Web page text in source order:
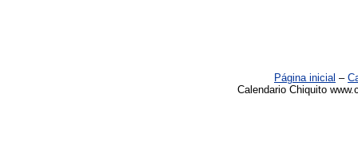
Página inicial –
Calendario Chiquito